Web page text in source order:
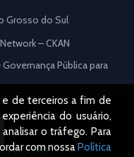
Grosso do Sul
– CKAN
Pública para
de terceiros a fim de
do usuário,
o tráfego. Para
com nossaPolítica